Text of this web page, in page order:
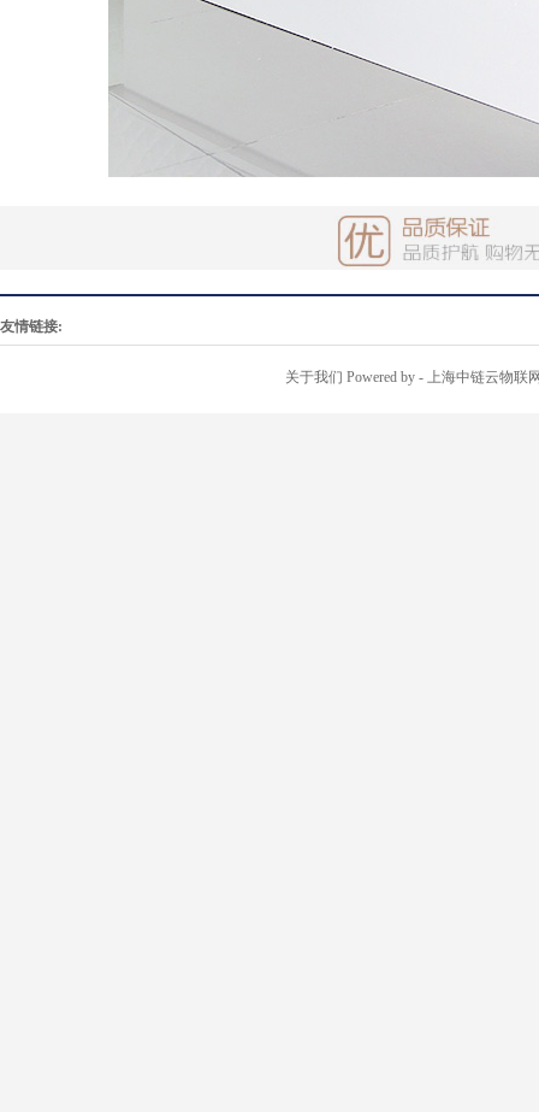
友情链接:
关于我们 Powered by - 上海中链云物联